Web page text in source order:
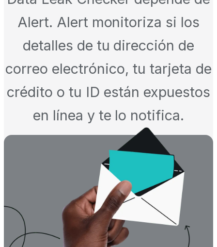
Alert. Alert monitoriza si los
detalles de tu dirección de
correo electrónico, tu tarjeta de
crédito o tu ID están expuestos
en línea y te lo notifica.